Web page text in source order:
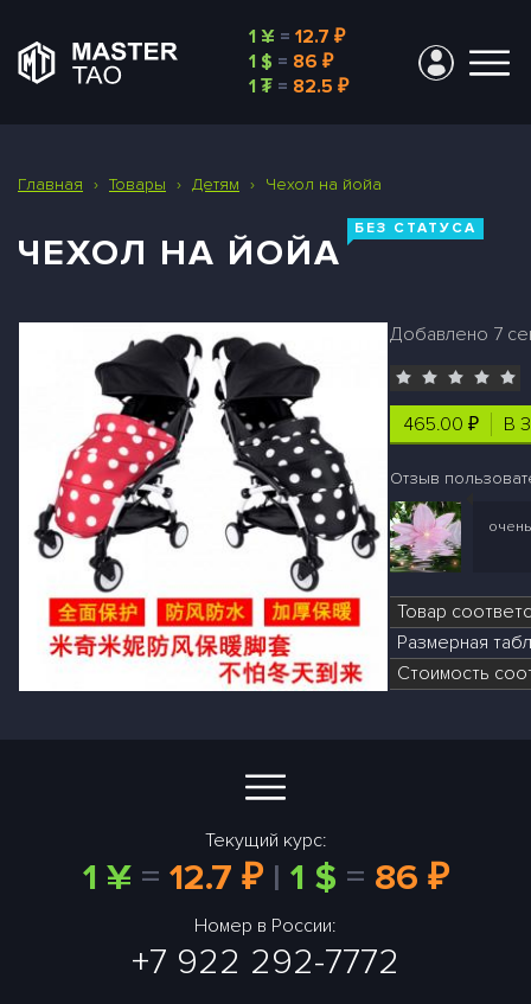
1 ¥ = 12.7 ₽
1 $ = 86 ₽
1 ₮= 82.5 ₽
Главная › Товары › Детям › Чехол на йойа
ЧЕХОЛ НА ЙОЙА
БЕЗ СТАТУСА
Добавлено 7
465.00 ₽ В
Отзыв
Товар
Размерная
Стоимость
Текущий курс:
1 ¥= 12.7 ₽| 1 $ = 86 ₽
Номер в России:
+7 922 292-7772